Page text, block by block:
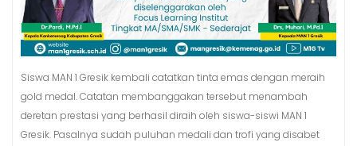
Siswa MAN 1 Gresik kembali catatkan tinta emas dengan meraih
gold medal. Catatan membanggakan tersebut menambah
deretan prestasi yang berhasil diraih oleh siswa-siswi MAN 1
Gresik. Pasalnya sudah puluhan medali dan trofi yang disabet